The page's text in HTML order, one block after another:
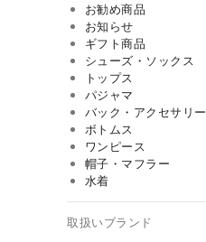
お勧め商品
お知らせ
ギフト商品
シューズ・ソックス
トップス
パジャマ
バック・アクセサリー
ボトムス
ワンピース
帽子・マフラー
水着
取扱いブランド